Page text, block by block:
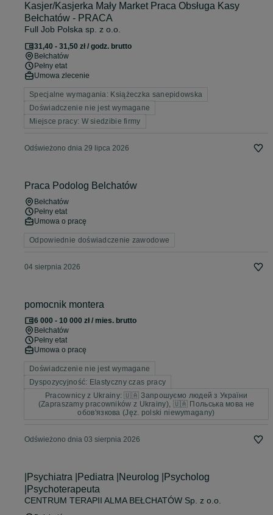
Kasjer/Kasjerka Mały Market Praca Obsługa Kasy
Bełchatów - PRACA
Full Job Polska sp. z o.o.
31,40 - 31,50 zł / godz. brutto
Bełchatów
Pełny etat
Umowa zlecenie
Specjalne wymagania: Książeczka sanepidowska
Doświadczenie nie jest wymagane
Miejsce pracy: W siedzibie firmy
Odświeżono dnia 29 lipca 2026
Praca Podolog Belchatów
Bełchatów
Pełny etat
Umowa o pracę
Odpowiednie doświadczenie zawodowe
04 sierpnia 2026
pomocnik montera
6 000 - 10 000 zł / mies. brutto
Bełchatów
Pełny etat
Umowa o pracę
Doświadczenie nie jest wymagane
Dyspozycyjność: Elastyczny czas pracy
Pracownicy z Ukrainy: 🇺🇦 Запрошуємо людей з України
(Zapraszamy pracowników z Ukrainy), 🇺🇦 Польська мова не
обов'язкова (Jęz. polski niewymagany)
Odświeżono dnia 03 sierpnia 2026
|Psychiatra |Pediatra |Neurolog |Psycholog
|Psychoterapeuta
CENTRUM TERAPII ALMA BEŁCHATÓW Sp. z o.o.